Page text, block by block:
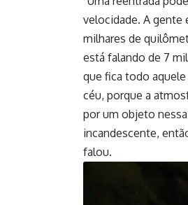
velocidade. A gente
milhares de
está falando de 7
que fica todo
céu, porque a
por um objeto
incandescente,
falou.